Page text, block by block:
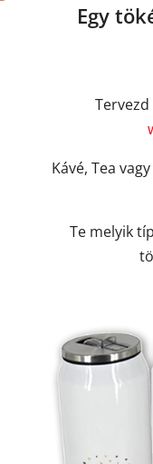
Egy
Kávé, Tea
Te melyik